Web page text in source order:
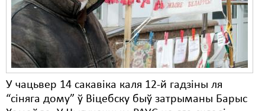
У чацьвер 14 сакавіка каля 12-й гадзіны ля
“сіняга дому” ў Віцебску быў затрыманы Барыс